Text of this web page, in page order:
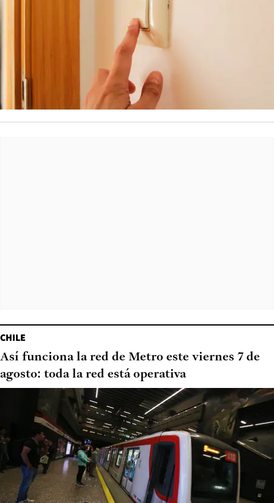
CHILE
Así funciona la red de Metro este viernes 7 de
agosto: toda la red está operativa